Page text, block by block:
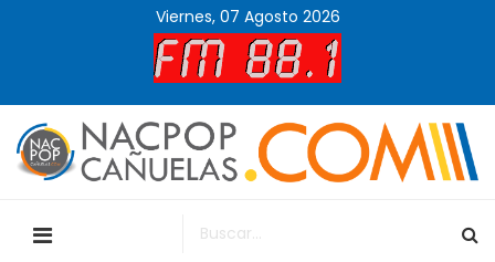
Viernes, 07 Agosto 2026